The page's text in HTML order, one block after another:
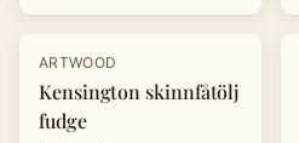
-20%
ARTWOOD
Kensington skinnfåtölj
fudge